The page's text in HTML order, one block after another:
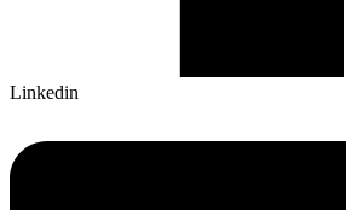
Linkedin